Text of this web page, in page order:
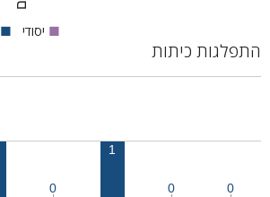
■ יסודי ■
התפלגות כיתות
0
1
0 0